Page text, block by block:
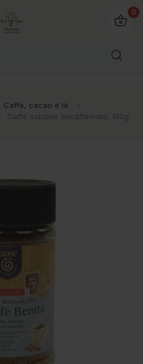
0
Caffè, cacao e tè
Caffè solubile decaffeinato, 100g